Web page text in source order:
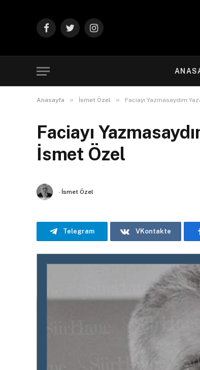
FacebookTwitterInstagram
Anasayfa » İsmet Özel » Faciayı Yazmasaydım
Faciayı
İsmet Özel
- İsmet Özel
Telegram VKontakte